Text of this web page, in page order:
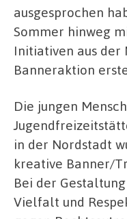
ausgesprochen
Sommer hinweg
Initiativen aus der
Banneraktion
Die jungen
in der Nordstadt
kreative Banner/
Bei der
Vielfalt und